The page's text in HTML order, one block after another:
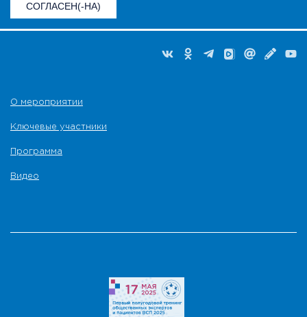
СОГЛАСЕН(-НА)
О мероприятии
Ключевые участники
Программа
Видео